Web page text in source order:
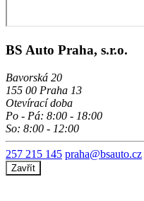
BS Auto Praha, s.r.o.
Bavorská 20
155 00 Praha 13
Otevírací doba
Po - Pá: 8:00 - 18:00
So: 8:00 - 12:00
257 215 145 praha@bsauto.cz
Zavřít